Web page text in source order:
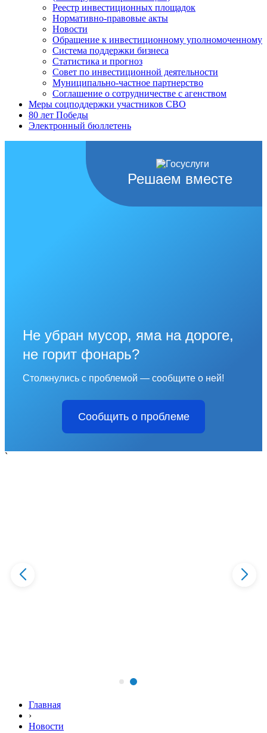
Реестр инвестиционных площадок
Нормативно-правовые акты
Новости
Обращение к инвестиционному уполномоченному
Система поддержки бизнеса
Статистика и прогноз
Совет по инвестиционной деятельности
Муниципально-частное партнерство
Соглашение о сотрудничестве с агенством
Меры соцподдержки участников СВО
80 лет Победы
Электронный бюллетень
Решаем вместе
Не убран мусор, яма на дороге,
не горит фонарь?
Столкнулись с проблемой — сообщите о ней!
Сообщить о проблеме
`
Главная
›
Новости